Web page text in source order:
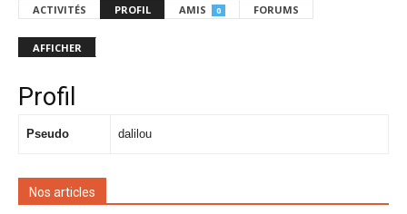
ACTIVITÉS PROFIL AMIS 0 FORUMS
AFFICHER
Profil
Pseudo dalilou
Nos articles